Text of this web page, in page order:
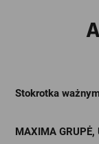
Stokrotka
MAXIMA